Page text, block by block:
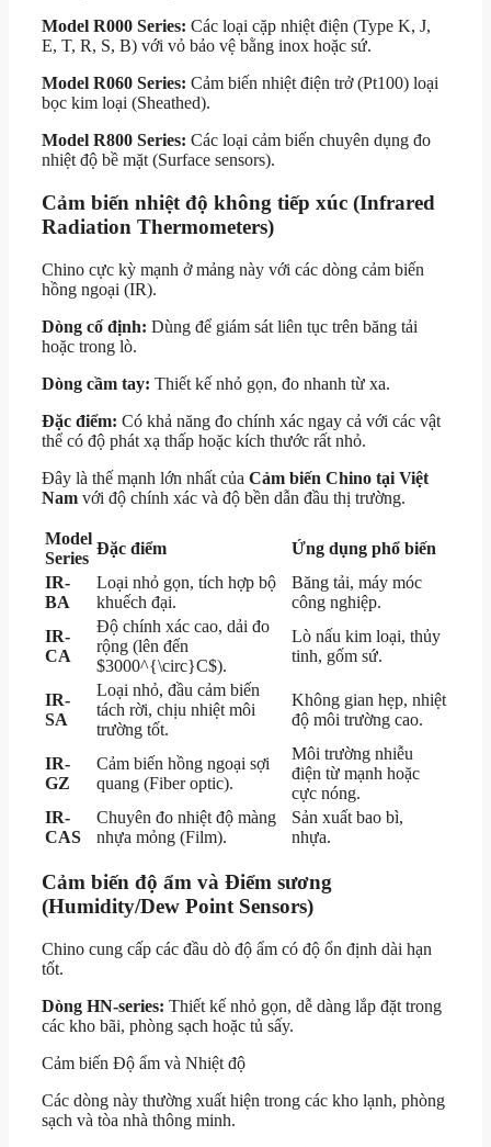
Model R000 Series: Các loại cặp nhiệt điện (Type K, J,
E, T, R, S, B) với vỏ bảo vệ bằng inox hoặc sứ.
Model R060 Series: Cảm biến nhiệt điện trở (Pt100) loại
bọc kim loại (Sheathed).
Model R800 Series: Các loại cảm biến chuyên dụng đo
nhiệt độ bề mặt (Surface sensors).
Cảm biến nhiệt độ không tiếp xúc (Infrared
Radiation Thermometers)
Chino cực kỳ mạnh ở mảng này với các dòng cảm biến
hồng ngoại (IR).
Dòng cố định: Dùng để giám sát liên tục trên băng tải
hoặc trong lò.
Dòng cầm tay: Thiết kế nhỏ gọn, đo nhanh từ xa.
Đặc điểm: Có khả năng đo chính xác ngay cả với các vật
thể có độ phát xạ thấp hoặc kích thước rất nhỏ.
Đây là thế mạnh lớn nhất của Cảm biến Chino tại Việt
Nam với độ chính xác và độ bền dẫn đầu thị trường.
Model
Series
Đặc điểm
Ứng dụng phổ biến
IR-
BA
Loại nhỏ gọn, tích hợp bộ
khuếch đại.
Băng tải, máy móc
công nghiệp.
IR-
CA
Độ chính xác cao, dải đo
rộng (lên đến
$3000^{\circ}C$).
Lò nấu kim loại, thủy
tinh, gốm sứ.
IR-
SA
Loại nhỏ, đầu cảm biến
tách rời, chịu nhiệt môi
trường tốt.
Không gian hẹp, nhiệt
độ môi trường cao.
IR-
GZ
Cảm biến hồng ngoại sợi
quang (Fiber optic).
Môi trường nhiễu
điện từ mạnh hoặc
cực nóng.
IR-
CAS
Chuyên đo nhiệt độ màng
nhựa mỏng (Film).
Sản xuất bao bì,
nhựa.
Cảm biến độ ẩm và Điểm sương
(Humidity/Dew Point Sensors)
Chino cung cấp các đầu dò độ ẩm có độ ổn định dài hạn
tốt.
Dòng HN-series: Thiết kế nhỏ gọn, dễ dàng lắp đặt trong
các kho bãi, phòng sạch hoặc tủ sấy.
Cảm biến Độ ẩm và Nhiệt độ
Các dòng này thường xuất hiện trong các kho lạnh, phòng
sạch và tòa nhà thông minh.